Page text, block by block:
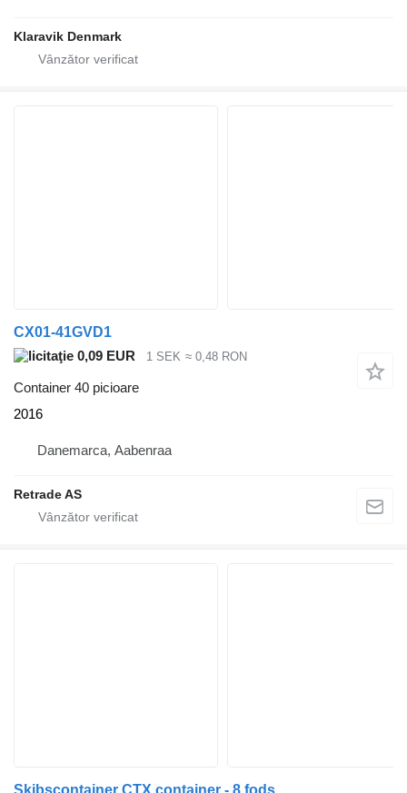
Klaravik Denmark
CX01-41GVD1
0,09 EUR
1 SEK ≈ 0,48 RON
Container 40 picioare
2016
Danemarca, Aabenraa
Retrade AS
Skibscontainer CTX container - 8 fods